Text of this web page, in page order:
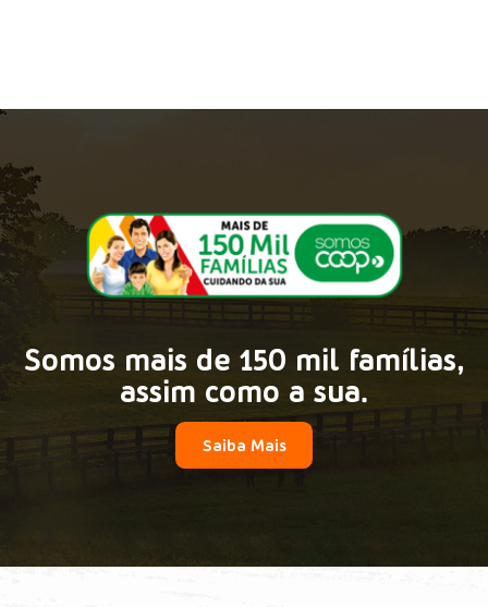
Somos mais de 150 mil famílias,
assim como a sua.
Saiba Mais